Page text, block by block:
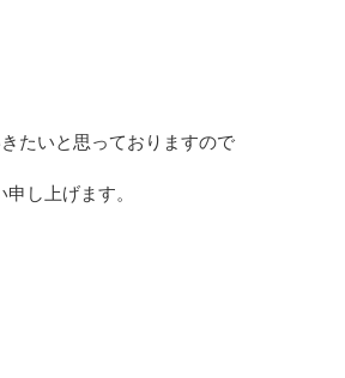
たいと思っておりますので
し上げます。